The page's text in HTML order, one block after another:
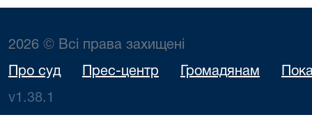
2026 © Всі права захищені
Про суд Прес-центр Громадянам
v1.38.1